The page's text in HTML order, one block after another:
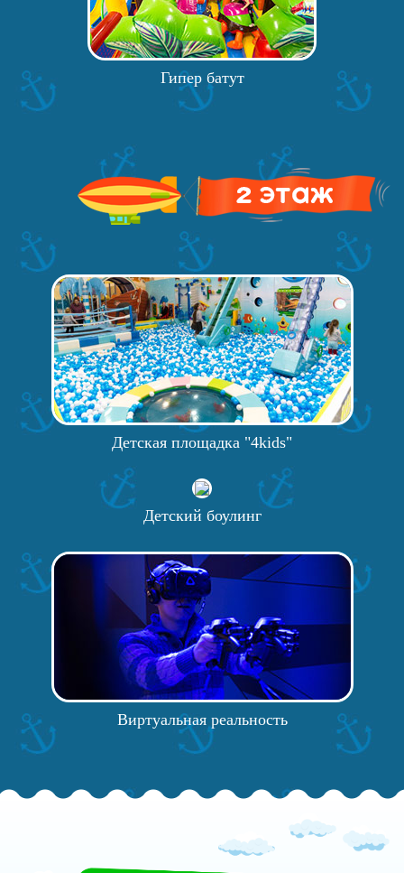
Гипер батут
Детская площадка "4kids"
Детский боулинг
Виртуальная реальность